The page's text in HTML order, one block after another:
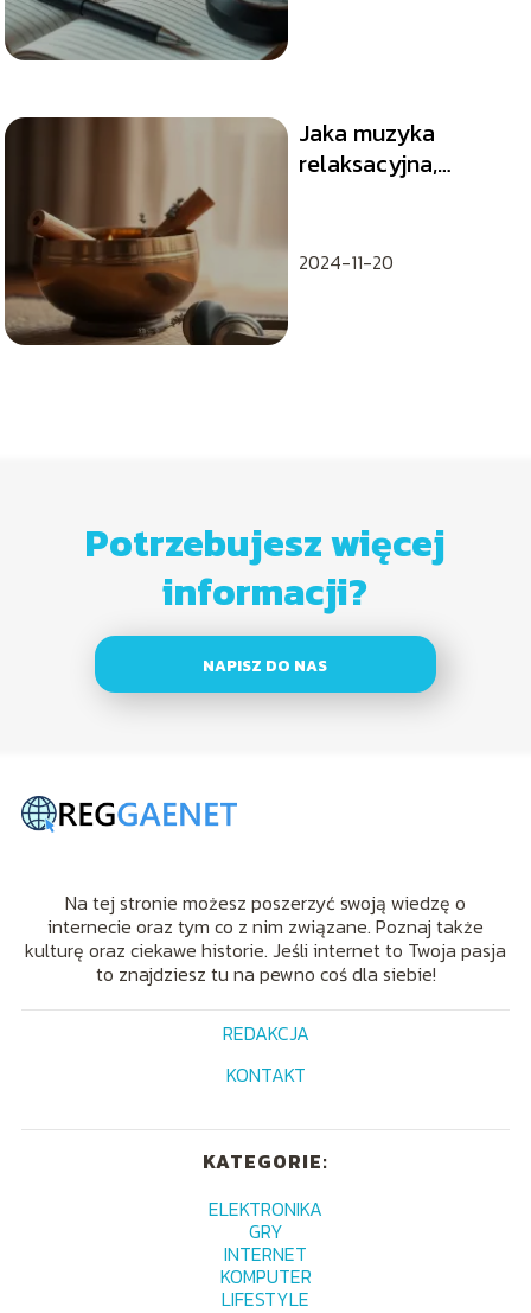
Jaka muzyka
relaksacyjna,
2024-11-20
Potrzebujesz więcej
informacji?
NAPISZ DO NAS
Na tej stronie możesz poszerzyć swoją wiedzę o
internecie oraz tym co z nim związane. Poznaj także
kulturę oraz ciekawe historie. Jeśli internet to Twoja pasja
to znajdziesz tu na pewno coś dla siebie!
REDAKCJA
KONTAKT
KATEGORIE:
ELEKTRONIKA
GRY
INTERNET
KOMPUTER
LIFESTYLE